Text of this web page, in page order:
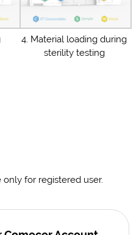
4. Material loading during
sterility testing
for registered user.